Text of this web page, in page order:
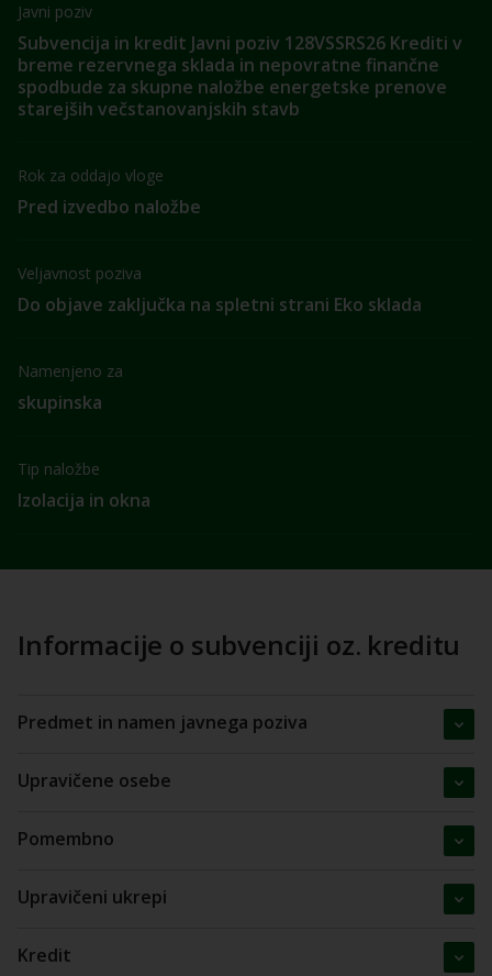
Javni poziv
Subvencija in kredit Javni poziv 128VSSRS26 Krediti v
breme rezervnega sklada in nepovratne finančne
spodbude za skupne naložbe energetske prenove
starejših večstanovanjskih stavb
Rok za oddajo vloge
Pred izvedbo naložbe
Veljavnost poziva
Do objave zaključka na spletni strani Eko sklada
Namenjeno za
skupinska
Tip naložbe
Izolacija in okna
Informacije o subvenciji oz. kreditu
Predmet in namen javnega poziva
Upravičene osebe
Pomembno
Upravičeni ukrepi
Kredit